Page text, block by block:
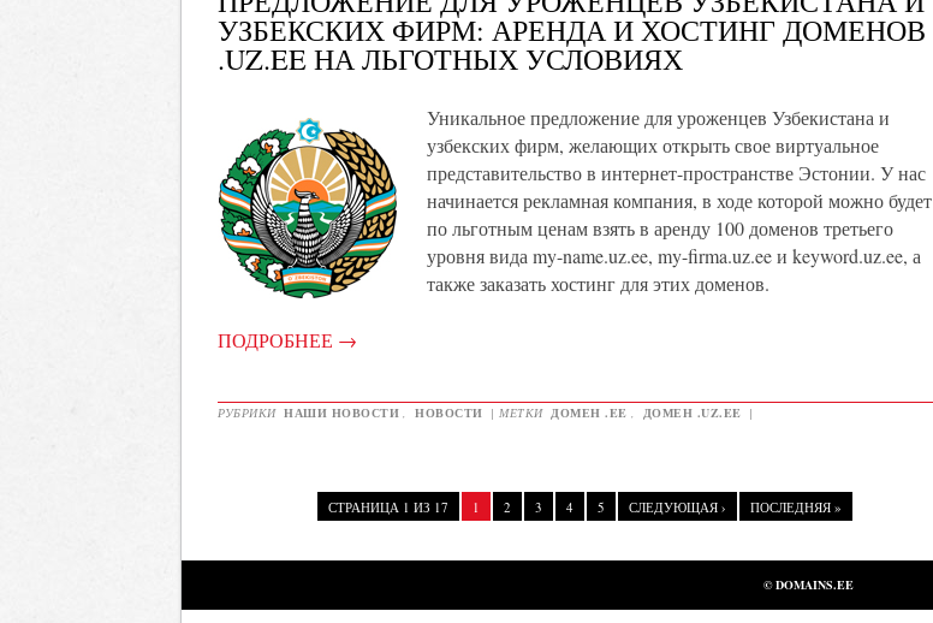
УЗБЕКСКИХ ФИРМ: АРЕНДА И ХОСТИНГ ДОМЕНОВ
.UZ.EE НА ЛЬГОТНЫХ УСЛОВИЯХ
Уникальное предложение для уроженцев Узбекистана и
узбекских фирм, желающих открыть свое виртуальное
представительство в интернет-пространстве Эстонии. У нас
начинается рекламная компания, в ходе которой можно будет
по льготным ценам взять в аренду 100 доменов третьего
уровня вида my-name.uz.ee, my-firma.uz.ee и keyword.uz.ee, а
также заказать хостинг для этих доменов.
ПОДРОБНЕЕ →
РУБРИКИ НАШИ НОВОСТИ , НОВОСТИ | МЕТКИ ДОМЕН .EE , ДОМЕН .UZ.EE |
СТРАНИЦА 1 ИЗ 17 1 2 3 4 5 СЛЕДУЮЩАЯ › ПОСЛЕДНЯЯ »
© DOMAINS.EE